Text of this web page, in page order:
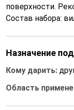
поверхности.
Состав набора:
Назначение
Кому дарить:
Область